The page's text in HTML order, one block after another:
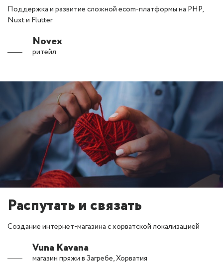
Поддержка и развитие сложной ecom-платформы на PHP,
Nuxt и Flutter
Novex
ритейл
Распутать и связать
Создание интернет-магазина с хорватской локализацией
Vuna Kavana
магазин пряжи в Загребе, Хорватия